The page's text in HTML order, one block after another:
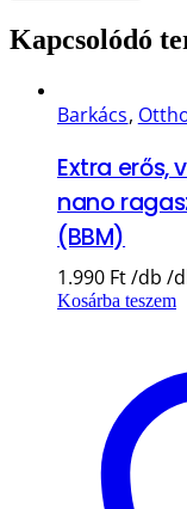
Kapcsolódó
Barkács,
Extra erős,
nano
(BBM)
1.990 Ft
Kosárba teszem